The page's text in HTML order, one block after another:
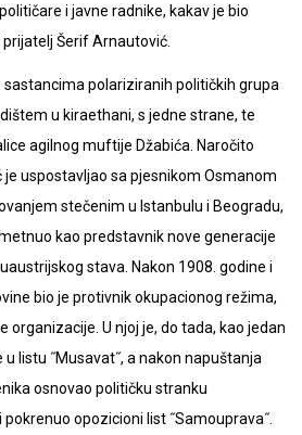
i javne radnike, kakav je bio
Šerif Arnautović.
sastancima polariziranih političkih grupa
u kiraethani, s jedne strane, te
agilnog muftije Džabića. Naročito
uspostavljao sa pjesnikom Osmanom
stečenim u Istanbulu i Beogradu,
kao predstavnik nove generacije
stava. Nakon 1908. godine i
bio je protivnik okupacionog režima,
organizacije. U njoj je, do tada, kao jedan
listu ˝Musavat˝, a nakon napuštanja
osnovao političku stranku
i pokrenuo opozicioni list ˝Samouprava˝.